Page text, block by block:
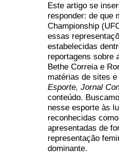
Este artigo se
responder: de que
Championship
essas
estabelecidas
reportagens sobre
Bethe Correia e
matérias de sites
Esporte, Jornal
conteúdo.
nesse esporte às
reconhecidas
apresentadas de
representação
dominante.